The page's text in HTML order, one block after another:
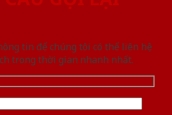
tin để chúng tôi có thể liên hệ
trong thời gian nhanh nhất.